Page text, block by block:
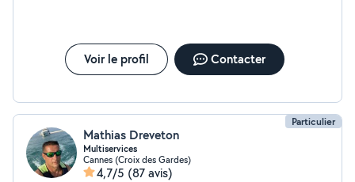
Voir le profil Contacter
Particulier
Mathias Dreveton
Multiservices
Cannes (Croix des Gardes)
4,7/5 (87 avis)